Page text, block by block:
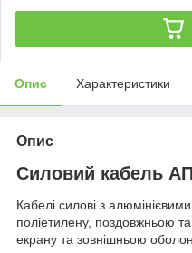
Опис Характеристики
Опис
Силовий кабель
Кабелі силові з
поліетилену, поздовжньою
екрану та зовнішньою